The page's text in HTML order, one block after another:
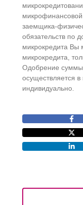
микрофинансовой
заемщика-
обязательств по
микрокредита Вы
микрокредита,
Одобрение суммы
осуществляется
индивидуально.